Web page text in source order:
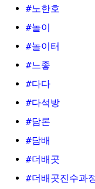
#노한호
#놀이
#놀이터
#느좋
#다다
#다석방
#담론
#담배
#더배곳
#더배곳진수과